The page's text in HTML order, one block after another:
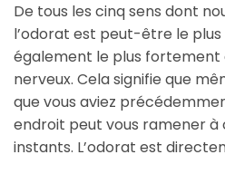
De tous les cinq sens dont
l’odorat est peut-être le
également le plus
nerveux. Cela signifie que
que vous aviez
endroit peut vous ramener à
instants. L’odorat est